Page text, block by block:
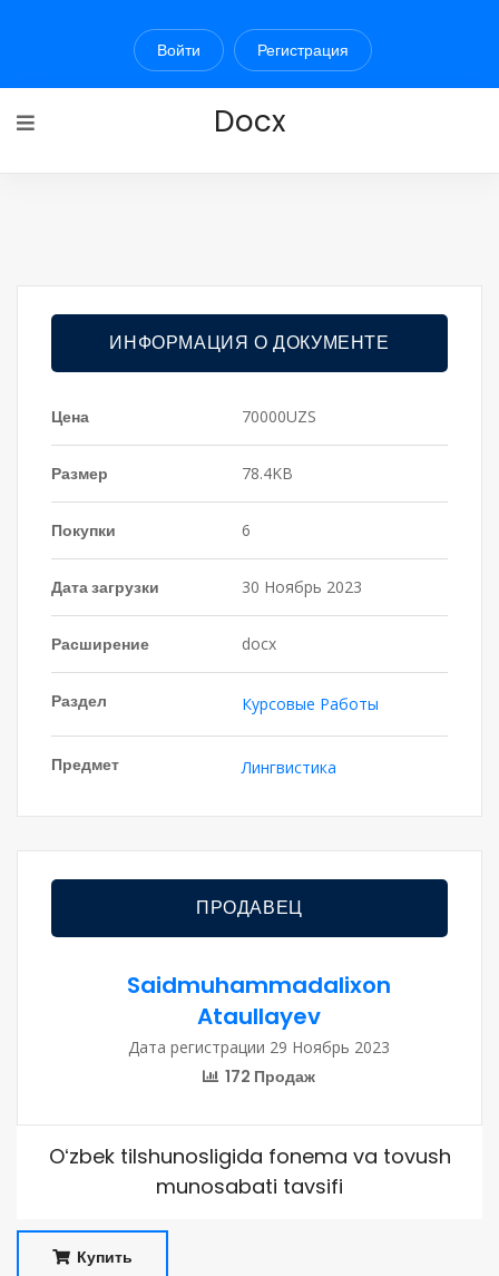
Войти Регистрация
Docx
ИНФОРМАЦИЯ О ДОКУМЕНТЕ
Цена 70000UZS
Размер 78.4KB
Покупки 6
Дата загрузки 30 Ноябрь 2023
Расширение docx
Раздел Курсовые Работы
Предмет Лингвистика
ПРОДАВЕЦ
Saidmuhammadalixon
Ataullayev
Дата регистрации 29 Ноябрь 2023
172 Продаж
Oʻzbek tilshunosligida fonema va tovush
munosabati tavsifi
Купить